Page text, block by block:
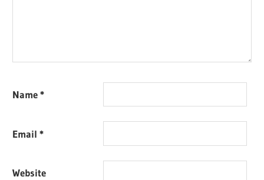
Name*
Email*
Website